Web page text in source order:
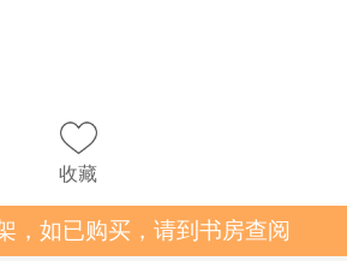
收藏
，如已购买，请到书房查阅